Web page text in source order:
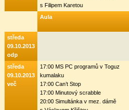
s Filipem Karetou
Aula
středa
09.10.2013
odp
středa
09.10.2013
več
17:00 MS PC programů v Toguz
kumalaku
17:00 Can’t Stop
17:00 Minutový scrabble
20:00 Simultánka v mez. dámě